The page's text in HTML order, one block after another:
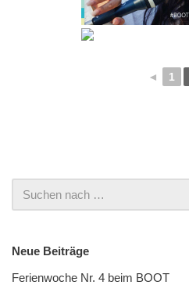
◄ 1
Neue Beiträge
Ferienwoche Nr. 4 beim BOOT